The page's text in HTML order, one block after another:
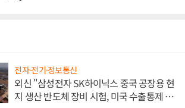
전자·전기·정보통신
외신 "삼성전자 SK하이닉스 중국 공장용 현
지 생산 반도체 장비 시험, 미국 수출통제 대